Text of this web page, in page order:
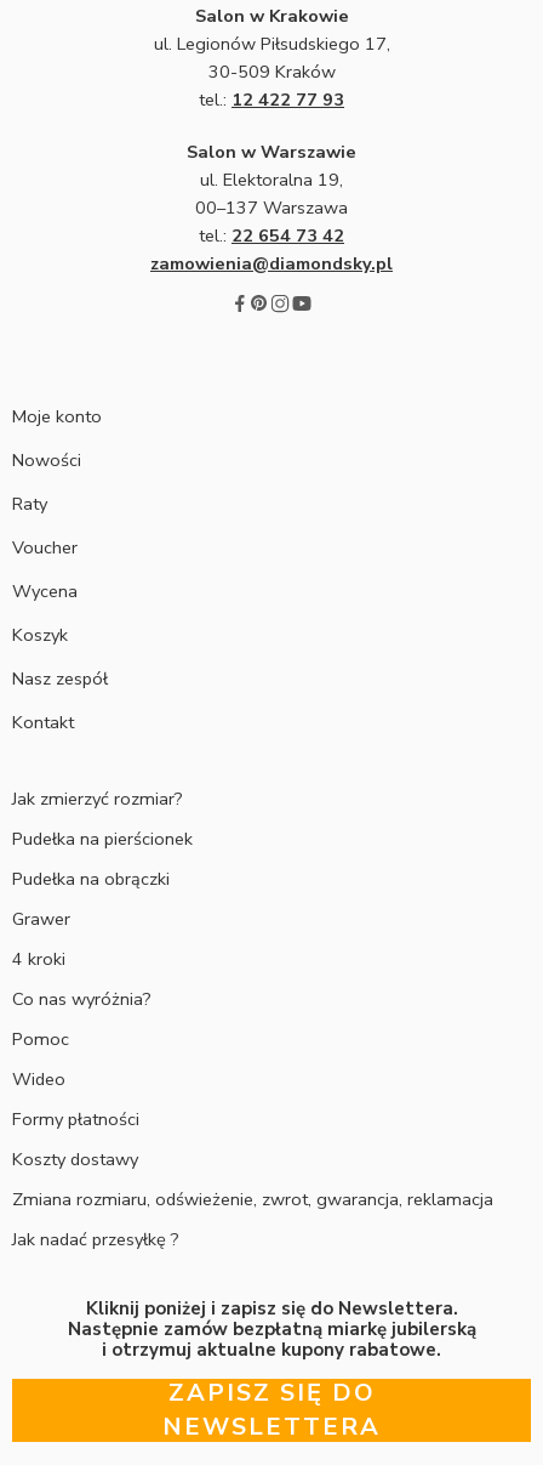
Salon w Krakowie
ul. Legionów Piłsudskiego 17,
30-509 Kraków
tel.: 12 422 77 93
Salon w Warszawie
ul. Elektoralna 19,
00–137 Warszawa
tel.: 22 654 73 42
zamowienia@diamondsky.pl
Moje konto
Nowości
Raty
Voucher
Wycena
Koszyk
Nasz zespół
Kontakt
Jak zmierzyć rozmiar?
Pudełka na pierścionek
Pudełka na obrączki
Grawer
4 kroki
Co nas wyróżnia?
Pomoc
Wideo
Formy płatności
Koszty dostawy
Zmiana rozmiaru, odświeżenie, zwrot, gwarancja, reklamacja
Jak nadać przesyłkę ?
Kliknij poniżej i zapisz się do Newslettera.
Następnie zamów bezpłatną miarkę jubilerską
i otrzymuj aktualne kupony rabatowe.
ZAPISZ SIĘ DO
NEWSLETTERA